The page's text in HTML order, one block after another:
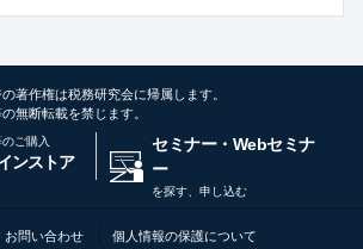
著作権は税務研究会に帰属します。
無断転載を禁じます。
ご購入
ンストア
セミナー・Webセミナ
ー
を探す、申し込む
お問い合わせ
個人情報の保護について